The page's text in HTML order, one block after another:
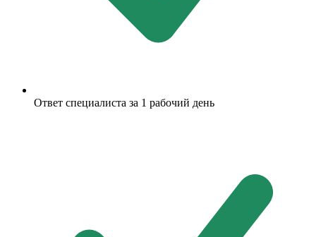
Ответ специалиста за 1 рабочий день